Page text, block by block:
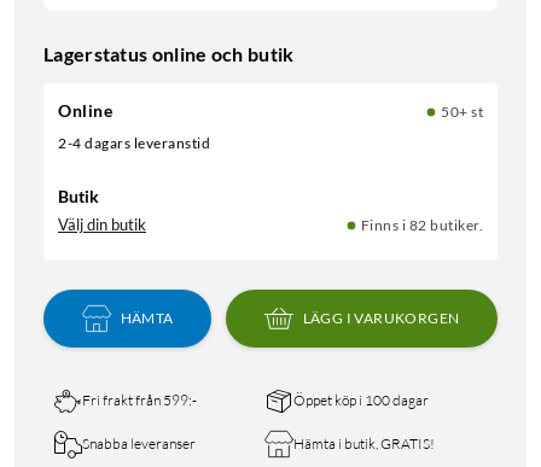
Lagerstatus online och butik
Online
50+ st
2-4 dagars leveranstid
Butik
Välj din butik Finns i 82 butiker.
HÄMTA LÄGG I VARUKORGEN
Fri frakt från 599:- Öppet köp i 100 dagar
Snabba leveranser Hämta i butik, GRATIS!